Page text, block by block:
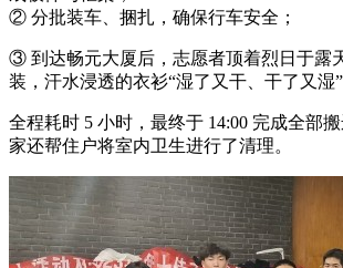
② 分批装车、捆扎，确保行车安全；
③ 到达畅元大厦后，志愿者顶着烈日于露
装，汗水浸透的衣衫“湿了又干、干了又湿”
全程耗时 5 小时，最终于 14:00 完成全部
家还帮住户将室内卫生进行了清理。